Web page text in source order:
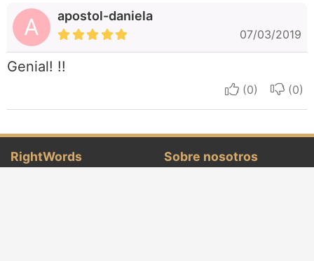
A apostol-daniela
07/03/2019
Genial! !!
I apreciate
I
RightWords Sobre nosotros